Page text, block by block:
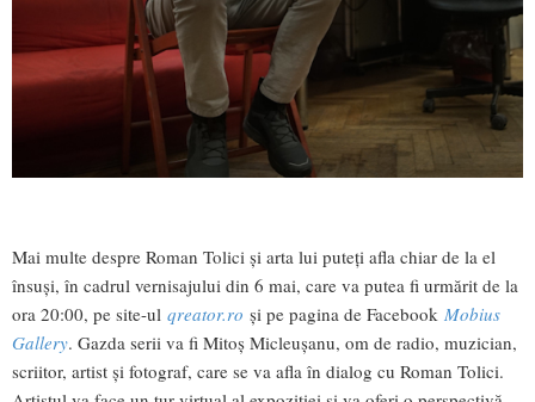
Mai multe despre Roman Tolici și arta lui puteți afla chiar de la el
însuși, în cadrul vernisajului din 6 mai, care va putea fi urmărit de la
ora 20:00, pe site-ul qreator.ro și pe pagina de Facebook Mobius
Gallery. Gazda serii va fi Mitoș Micleușanu, om de radio, muzician,
scriitor, artist și fotograf, care se va afla în dialog cu Roman Tolici.